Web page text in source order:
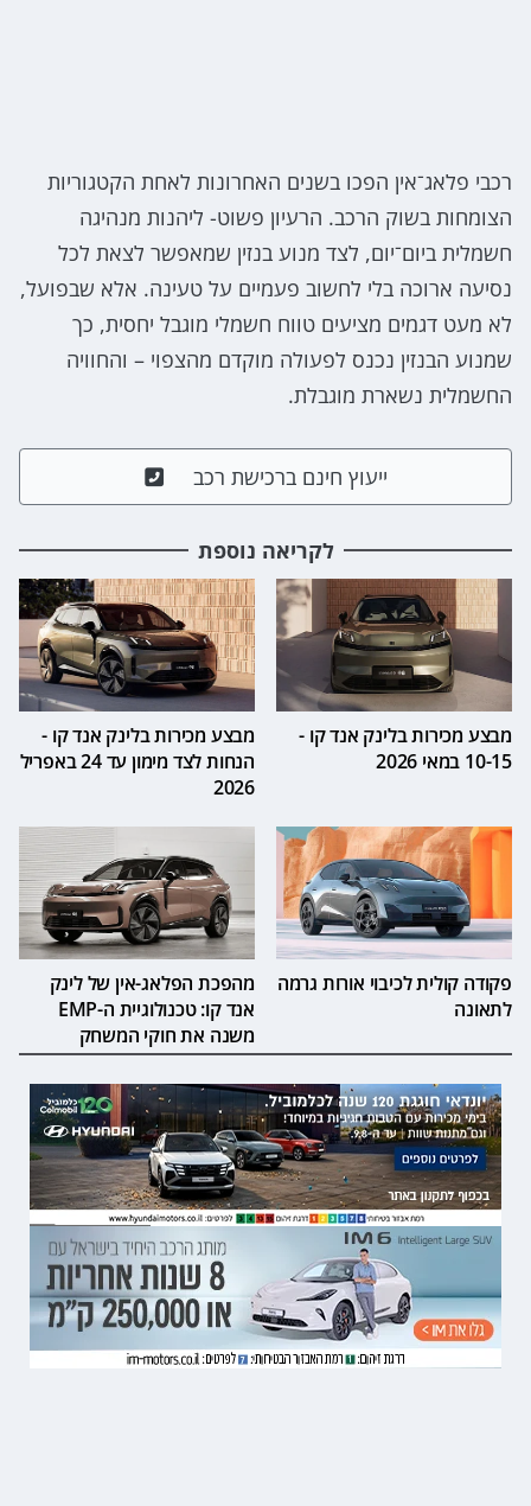
רכבי פלאג־אין הפכו בשנים האחרונות לאחת הקטגוריות
הצומחות בשוק הרכב. הרעיון פשוט- ליהנות מנהיגה
חשמלית ביום־יום, לצד מנוע בנזין שמאפשר לצאת לכל
נסיעה ארוכה בלי לחשוב פעמיים על טעינה. אלא שבפועל,
לא מעט דגמים מציעים טווח חשמלי מוגבל יחסית, כך
שמנוע הבנזין נכנס לפעולה מוקדם מהצפוי – והחוויה
החשמלית נשארת מוגבלת.
ייעוץ חינם ברכישת רכב
לקריאה נוספת
מבצע מכירות בלינק אנד קו -
10-15 במאי 2026
מבצע מכירות בלינק אנד קו -
הנחות לצד מימון עד 24 באפריל
2026
פקודה קולית לכיבוי אורות גרמה
לתאונה
מהפכת הפלאג-אין של לינק
אנד קו: טכנולוגיית ה-EMP
משנה את חוקי המשחק